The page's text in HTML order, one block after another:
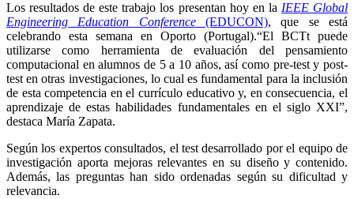
Los resultados de este trabajo los presentan hoy en la IEEE Global
Engineering Education Conference(EDUCON), que se está
celebrando esta semana en Oporto (Portugal).“El BCTt puede
utilizarse como herramienta de evaluación del pensamiento
computacional en alumnos de 5 a 10 años, así como pre-test y post-
test en otras investigaciones, lo cual es fundamental para la inclusión
de esta competencia en el currículo educativo y, en consecuencia, el
aprendizaje de estas habilidades fundamentales en el siglo XXI”,
destaca María Zapata.
Según los expertos consultados, el test desarrollado por el equipo de
investigación aporta mejoras relevantes en su diseño y contenido.
Además, las preguntas han sido ordenadas según su dificultad y
relevancia.